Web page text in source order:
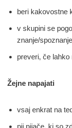
beri kakovostne
v skupini se
znanje/spoznanje
preveri, če
Žejne napajati
vsaj enkrat na
pij pijače, ki so